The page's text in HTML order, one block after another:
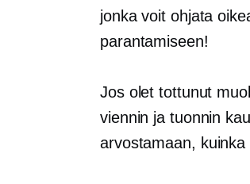
jonka voit ohjata
parantamiseen!
Jos olet tottunut
viennin ja tuonnin
arvostamaan,